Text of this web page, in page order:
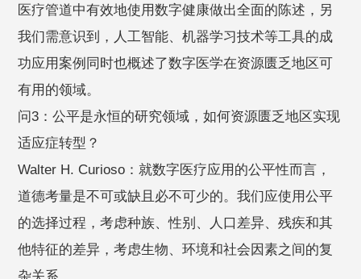
医疗管道中有效地使用数字健康做出全面的陈述，另
我们需意识到，人工智能、机器学习技术等工具的成
功应用案例同时也概述了数字医学在资源匮乏地区可
有用的领域。
问3：公平是永恒的研究领域，如何资源匮乏地区实现
适应症转型？
Walter H. Curioso：就数字医疗应用的公平性而言，
道德考量是不可或缺且必不可少的。我们应使用公平
的选择过程，考虑种族、性别、人口差异、残疾和其
他特征的差异，考虑生物、环境和社会因素之间的复